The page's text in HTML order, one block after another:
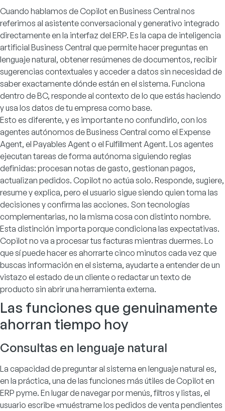
Cuando hablamos de Copilot en Business Central nos
referimos al asistente conversacional y generativo integrado
directamente en la interfaz del ERP. Es la capa de inteligencia
artificial Business Central que permite hacer preguntas en
lenguaje natural, obtener resúmenes de documentos, recibir
sugerencias contextuales y acceder a datos sin necesidad de
saber exactamente dónde están en el sistema. Funciona
dentro de BC, responde al contexto de lo que estás haciendo
y usa los datos de tu empresa como base.
Esto es diferente, y es importante no confundirlo, con los
agentes autónomos de Business Central como el Expense
Agent, el Payables Agent o el Fulfillment Agent. Los agentes
ejecutan tareas de forma autónoma siguiendo reglas
definidas: procesan notas de gasto, gestionan pagos,
actualizan pedidos. Copilot no actúa solo. Responde, sugiere,
resume y explica, pero el usuario sigue siendo quien toma las
decisiones y confirma las acciones. Son tecnologías
complementarias, no la misma cosa con distinto nombre.
Esta distinción importa porque condiciona las expectativas.
Copilot no va a procesar tus facturas mientras duermes. Lo
que sí puede hacer es ahorrarte cinco minutos cada vez que
buscas información en el sistema, ayudarte a entender de un
vistazo el estado de un cliente o redactar un texto de
producto sin abrir una herramienta externa.
Las funciones que genuinamente
ahorran tiempo hoy
Consultas en lenguaje natural
La capacidad de preguntar al sistema en lenguaje natural es,
en la práctica, una de las funciones más útiles de Copilot en
ERP pyme. En lugar de navegar por menús, filtros y listas, el
usuario escribe «muéstrame los pedidos de venta pendientes